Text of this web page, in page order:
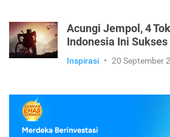
Acungi Jempol, 4
Indonesia Ini
Inspirasi • 20 September